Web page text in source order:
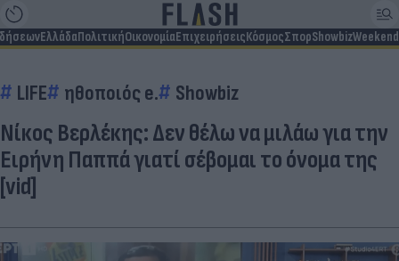
ΕλλάδαΠολιτικήΟικονομίαΕπιχειρήσειςΚόσμοςΣπορShowbizWeekend
LIFE ηθοποιός e. Showbiz
Νίκος Βερλέκης: Δεν θέλω να μιλάω για την
Ειρήνη Παππά γιατί σέβομαι το όνομα της
[vid]